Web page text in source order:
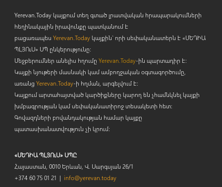
Yerevan.Today կայքում տեղ գտած լրատվական հրապարակումների
հեղինակային իրավունքը պատկանում է
բացառապես Yerevan.Todayկայքին` որի սեփականատերն է «ՄԵԴԻԱ
ՊԼՅՈւՍ» ՍՊ ընկերությունը։
Մեջբերումներ անելիս հղումը Yerevan.Today-ին պարտադիր է:
Կայքի նյութերի մասնակի կամ ամբողջական օգտագործումը,
առանց Yerevan.Today-ի հղման, արգելվում է:
Կայքում արտահայտված կարծիքները կարող են չհամնկնել կայքի
խմբագրության կամ սեփականատիրոջ տեսակետի հետ:
Գովազդների բովանդակության համար կայքը
պատասխանատվություն չի կրում:
«ՄԵԴԻԱ ՊԼՅՈւՍ» ՍՊԸ
Հայաստան, 0010 Երևան, Վ. Սարգսյան 26/1
+374 60 75 01 21 | info@yerevan.today